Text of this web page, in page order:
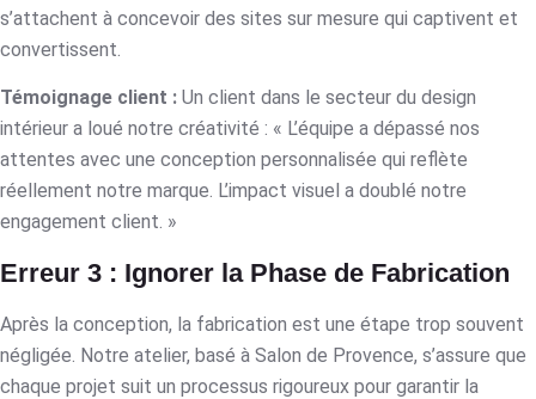
s’attachent à concevoir des sites sur mesure qui captivent et
convertissent.
Témoignage client : Un client dans le secteur du design
intérieur a loué notre créativité : « L’équipe a dépassé nos
attentes avec une conception personnalisée qui reflète
réellement notre marque. L’impact visuel a doublé notre
engagement client. »
Erreur 3 : Ignorer la Phase de Fabrication
Après la conception, la fabrication est une étape trop souvent
négligée. Notre atelier, basé à Salon de Provence, s’assure que
chaque projet suit un processus rigoureux pour garantir la